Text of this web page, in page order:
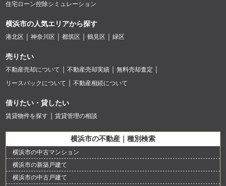
住宅ローン控除シミュレーション
横浜市の人気エリアから探す
港北区 神奈川区 都筑区 鶴見区 緑区
売りたい
不動産売却について 不動産売却実績
無料売却査定
リースバックについて
不動産相続について
借りたい・貸したい
賃貸物件を探す 賃貸管理の相談
横浜市の不動産｜種別検索
横浜市の中古マンション
横浜市の新築戸建て
横浜市の中古戸建て